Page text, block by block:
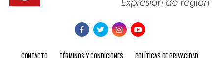
CONTACTO TÉRMINOS Y CONDICIONES POLÍTICAS DE PRIVACIDAD